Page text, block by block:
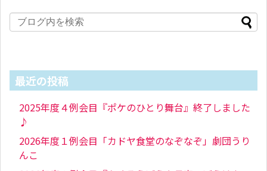
最近の投稿
2025年度４例会目『ポケのひとり舞台』終了しました
♪
2026年度１例会目「カドヤ食堂のなぞなぞ」劇団うり
んこ